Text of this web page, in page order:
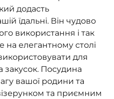
додасть
їдальні. Він чудово
використання і так
елегантному столі
для
закусок. Посудина
вашої родини та
та приємним